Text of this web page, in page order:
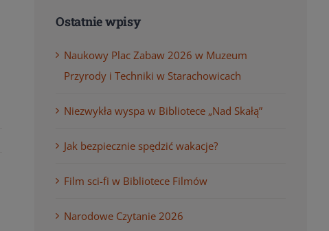
Ostatnie wpisy
Naukowy Plac Zabaw 2026 w Muzeum
Przyrody i Techniki w Starachowicach
Niezwykła wyspa w Bibliotece „Nad Skałą”
Jak bezpiecznie spędzić wakacje?
Film sci-fi w Bibliotece Filmów
Narodowe Czytanie 2026